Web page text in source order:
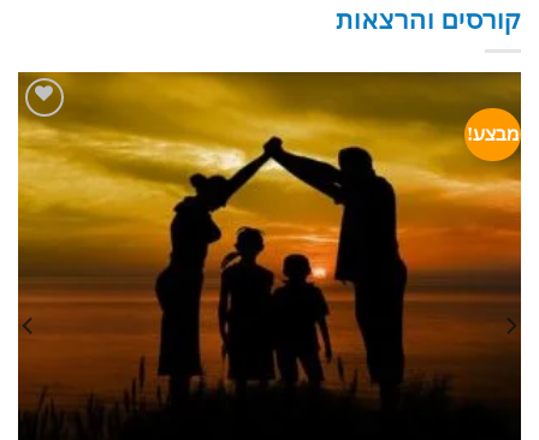
קורסים והרצאות
מבצע!
הוסף
לרשימת
המשאלות